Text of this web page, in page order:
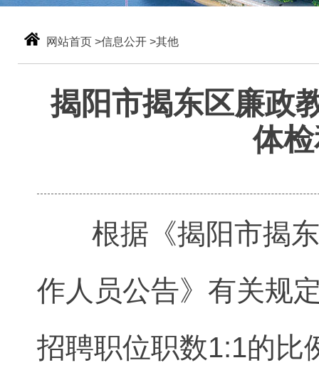
网站首页 >信息公开 >其他
揭阳市揭东区廉政
体
根据《揭阳市揭东
作人员公告》有关规
招聘职位职数1:1的比